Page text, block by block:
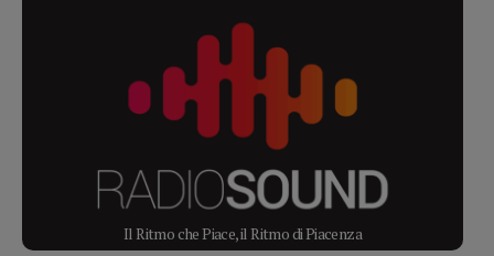
Il Ritmo che Piace, il Ritmo di Piacenza